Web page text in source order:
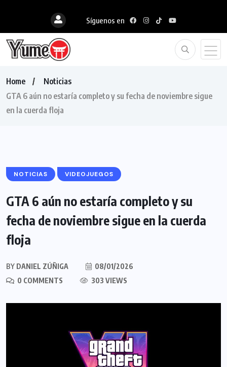
Síguenos en
Home
Noticias
GTA 6 aún no estaría completo y su fecha de noviembre sigue
en la cuerda floja
NOTICIAS VIDEOJUEGOS
GTA 6 aún no estaría completo y su
fecha de noviembre sigue en la cuerda
floja
BY DANIEL ZÚÑIGA
08/01/2026
0 COMMENTS
303 VIEWS